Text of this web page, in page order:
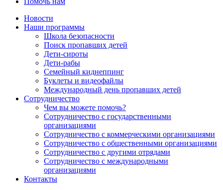
Новости
Наши программы
Школа безопасности
Поиск пропавших детей
Дети-сироты
Дети-рабы
Семейный киднеппинг
Буклеты и видеофайлы
Международный день пропавших детей
Сотрудничество
Чем вы можете помочь?
Сотрудничество с государственными
организациями
Сотрудничество с коммерческими организациями
Сотрудничество с общественными организациями
Сотрудничество с другими отрядами
Сотрудничество с международными
организациями
Контакты